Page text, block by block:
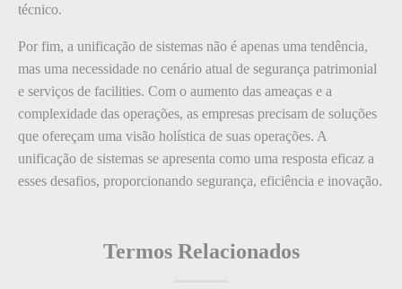
técnico.
Por fim, a unificação de sistemas não é apenas uma tendência,
mas uma necessidade no cenário atual de segurança patrimonial
e serviços de facilities. Com o aumento das ameaças e a
complexidade das operações, as empresas precisam de soluções
que ofereçam uma visão holística de suas operações. A
unificação de sistemas se apresenta como uma resposta eficaz a
esses desafios, proporcionando segurança, eficiência e inovação.
Termos Relacionados